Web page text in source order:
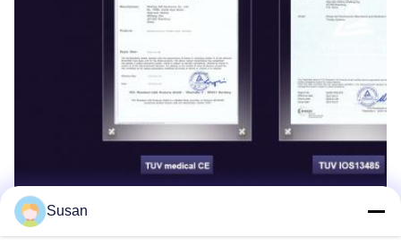
Susan